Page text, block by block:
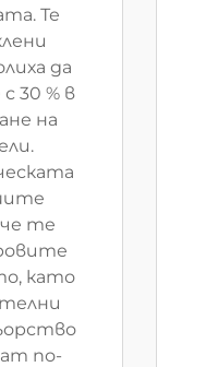
Те
да
30 % в
на
те
като
по-